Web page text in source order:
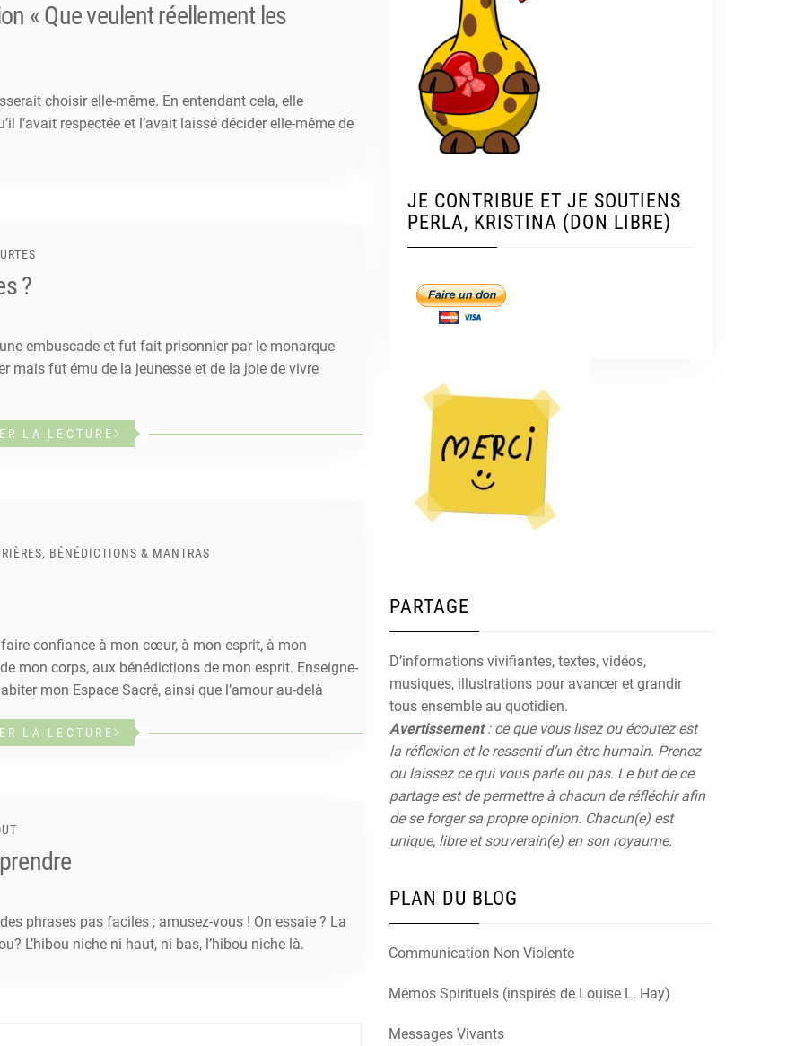
« Que veulent réellement les
choisir elle-même. En entendant cela, elle
l’avait respectée et l’avait laissé décider elle-même de
?
embuscade et fut fait prisonnier par le monarque
mais fut ému de la jeunesse et de la joie de vivre
LA LECTURE
BÉNÉDICTIONS & MANTRAS
confiance à mon cœur, à mon esprit, à mon
mon corps, aux bénédictions de mon esprit. Enseigne-
mon Espace Sacré, ainsi que l’amour au-delà
LA LECTURE
phrases pas faciles ; amusez-vous ! On essaie ? La
L’hibou niche ni haut, ni bas, l’hibou niche là.
JE CONTRIBUE ET JE SOUTIENS
PERLA, KRISTINA (DON LIBRE)
PARTAGE
D’informations vivifiantes, textes, vidéos,
musiques, illustrations pour avancer et grandir
tous ensemble au quotidien.
Avertissement: ce que vous lisez ou écoutez est
la réflexion et le ressenti d’un être humain. Prenez
ou laissez ce qui vous parle ou pas. Le but de ce
partage est de permettre à chacun de réfléchir afin
de se forger sa propre opinion. Chacun(e) est
unique, libre et souverain(e) en son royaume.
PLAN DU BLOG
Communication Non Violente
Mémos Spirituels (inspirés de Louise L. Hay)
Messages Vivants